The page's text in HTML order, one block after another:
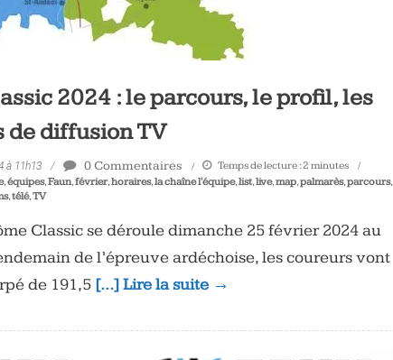
2024 : le parcours, le profil, les
de diffusion TV
à 11h13 0 Commentaires Temps de lecture :2 minutes
,équipes,Faun,février,horaires,la chaîne l'équipe,list,live,map,palmarès,parcours,
,télé,TV
Classic se déroule dimanche 25 février 2024 au
de l’épreuve ardéchoise, les coureurs vont
de 191,5 […] Lire la suite →